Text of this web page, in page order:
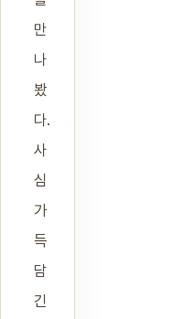
만
나
봤
다.
사
심
가
득
담
긴